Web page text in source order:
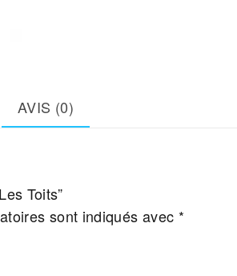
AVIS (0)
Toits”
sont indiqués avec *